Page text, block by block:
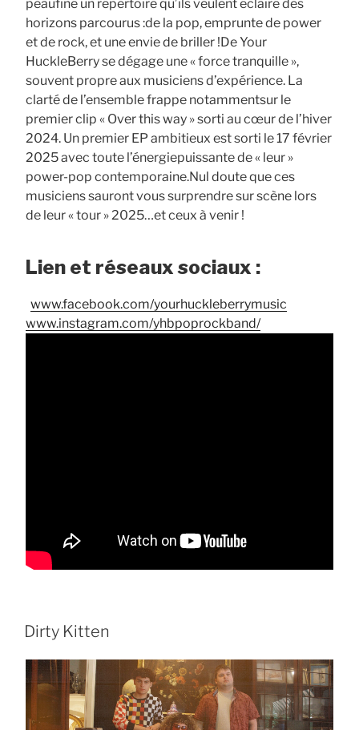
peaufiné un répertoire qu’ils veulent éclairé des
horizons parcourus :​ de la pop, emprunte de power
et de rock, et une envie de briller !​ De Your
HuckleBerry se dégage une « force tranquille »,
souvent propre aux musiciens d’expérience. La
clarté de l’ensemble frappe notamment​ sur le
premier clip « Over this way » sorti au cœur de l’hiver
2024. Un premier EP ambitieux est sorti le 17 février
2025 avec toute l’énergie​ puissante de « leur »
power-pop contemporaine.​ Nul doute que ces
musiciens sauront vous surprendre sur scène lors
de leur « tour » 2025…et ceux à venir !​
Lien et réseaux sociaux :
www.facebook.com/yourhuckleberrymusic​
www.instagram.com/yhbpoprockband/​
Dirty Kitten